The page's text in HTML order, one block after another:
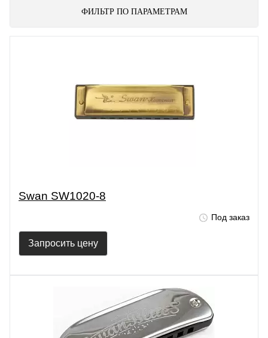
ФИЛЬТР ПО ПАРАМЕТРАМ
Swan SW1020-8
Под заказ
Запросить цену